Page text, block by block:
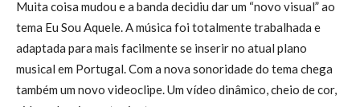
Muita coisa mudou e a banda decidiu dar um “novo visual” ao
tema Eu Sou Aquele. A música foi totalmente trabalhada e
adaptada para mais facilmente se inserir no atual plano
musical em Portugal. Com a nova sonoridade do tema chega
também um novo videoclipe. Um vídeo dinâmico, cheio de cor,